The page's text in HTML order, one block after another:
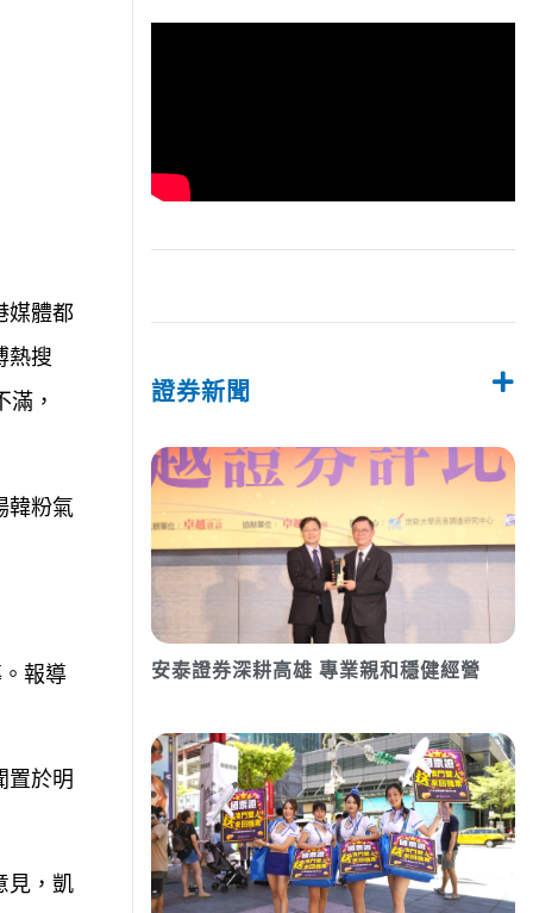
媒體都
熱搜
，
韓粉氣
報導
置於明
見，凱
證券新聞
安泰證券深耕高雄 專業親和穩健經營